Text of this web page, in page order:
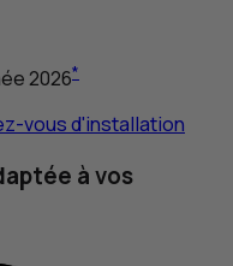
2026*
vous d'installation
à vos